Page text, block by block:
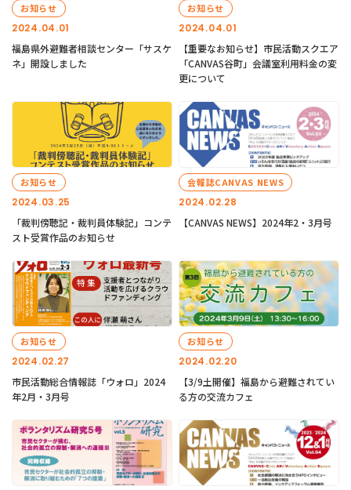
2024.04.01
お知らせ
福島県外避難者相談センター「サスケ
ネ」開設しました
2024.04.01
お知らせ
【重要なお知らせ】市民活動スクエア
「CANVAS谷町」会議室利用料金の変
更について
2024.03.25
お知らせ
「裁判傍聴記・裁判員体験記」コンテ
スト受賞作品のお知らせ
2024.02.28
会報誌CANVAS NEWS
【CANVAS NEWS】2024年2・3月号
2024.02.27
お知らせ
市民活動総合情報誌「ウォロ」2024
年2月・3月号
2024.02.20
お知らせ
【3/9土開催】福島から避難されてい
る方の交流カフェ